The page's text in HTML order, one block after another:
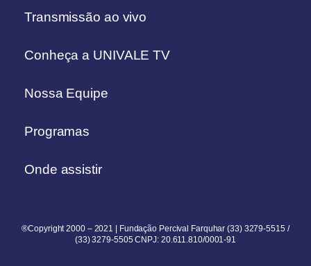
Transmissão ao vivo
Conheça a UNIVALE TV
Nossa Equipe
Programas
Onde assistir
®Copyright 2000 – 2021 | Fundação Percival Farquhar (33) 3279-5515 /
(33) 3279-5505 CNPJ: 20.611.810/0001-91